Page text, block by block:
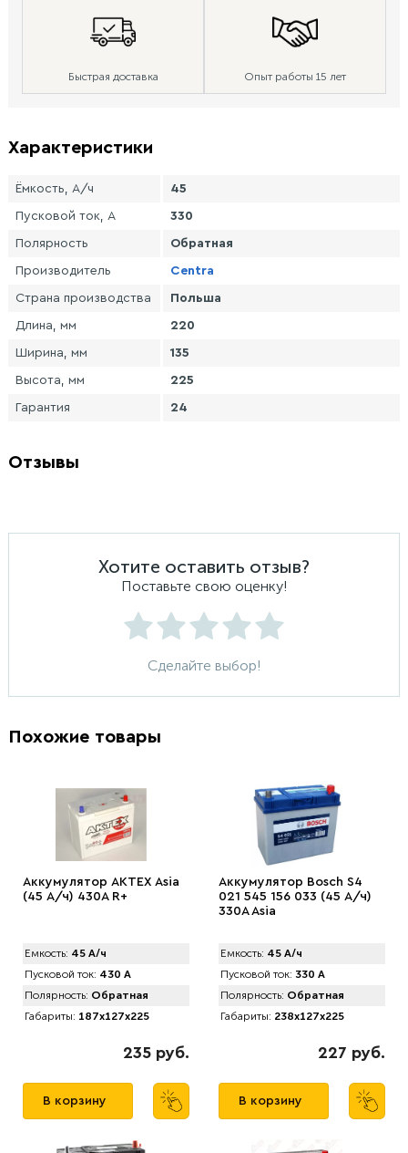
Быстрая доставка Опыт работы 15 лет
Характеристики
Ёмкость, А/ч 45
Пусковой ток, А 330
Полярность Обратная
Производитель Centra
Страна производства Польша
Длина, мм 220
Ширина, мм 135
Высота, мм 225
Гарантия 24
Отзывы
Хотите оставить отзыв?
Поставьте свою оценку!
Сделайте выбор!
Похожие товары
Аккумулятор AKTEX Asia
(45 А/ч) 430A R+
Емкость: 45 А/ч
Пусковой ток: 430 А
Полярность: Обратная
Габариты: 187x127x225
235 руб.
В корзину
Аккумулятор Bosch S4
021 545 156 033 (45 А/ч)
330A Asia
Емкость: 45 А/ч
Пусковой ток: 330 А
Полярность: Обратная
Габариты: 238x127x225
227 руб.
В корзину